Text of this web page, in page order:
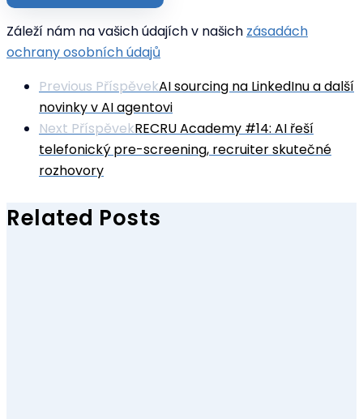
Záleží nám na vašich údajích v našich zásadách
ochrany osobních údajů
Previous PříspěvekAI sourcing na LinkedInu a další
novinky v AI agentovi
Next PříspěvekRECRU Academy #14: AI řeší
telefonický pre-screening, recruiter skutečné
rozhovory
Related Posts